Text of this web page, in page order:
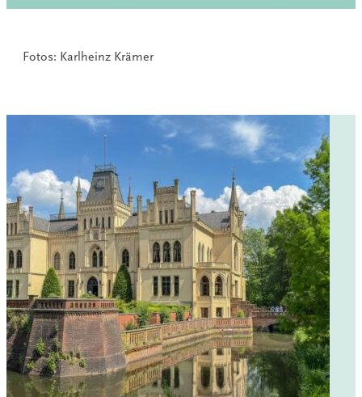
Fotos: Karlheinz Krämer